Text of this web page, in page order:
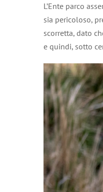
L’Ente parco
sia pericoloso,
scorretta, dato
e quindi, sotto